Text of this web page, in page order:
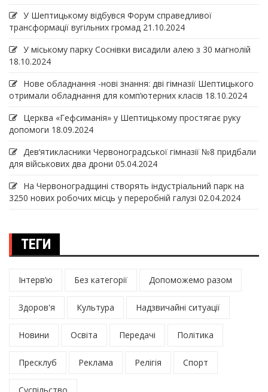
У Шептицькому відбувся Форум справедливої
трансформації вугільних громад 21.10.2024
У міському парку Соснівки висадили алею з 30 магнолій
18.10.2024
Нове обладнання -нові знання: дві гімназії Шептицького
отримали обладнання для комп’ютерних класів 18.10.2024
Церква «Гефсиманія» у Шептицькому простягає руку
допомоги 18.09.2024
Дев‘ятикласники Червоноградської гімназії №8 придбали
для військових два дрони 05.04.2024
На Червоноградщині створять індустріальний парк на
3250 нових робочих місць у переробній галузі 02.04.2024
ТЕГИ
Інтерв’ю Без категорії Допоможемо разом
Здоров'я Культура Надзвичайні ситуації
Новини Освіта Передачі Політика
Пресклуб Реклама Релігія Спорт